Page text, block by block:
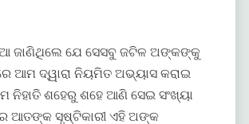
ଜାଣିଥିଲେ ଯେ ସେସବୁ ଜଟିଳ ଅଙ୍କଙ୍କୁ
ଆମ ଦ୍ୱାରା ନିୟମିତ ଅଭ୍ୟାସ କରାଇ
ଶହେରୁ ଶହେ ଆଣି ସେଇ ସଂଖ୍ୟା
ଆତଙ୍କ ସୃଷ୍ଟିକାରୀ ଏହି ଅଙ୍କ